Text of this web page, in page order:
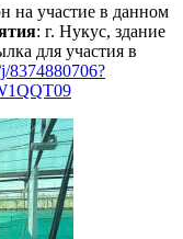
на участие в данном
: г. Нукус, здание
для участия в
8374880706?